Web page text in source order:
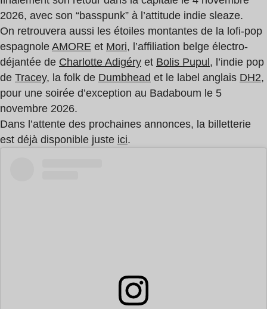
2026, avec son “basspunk” à l’attitude indie sleaze.
On retrouvera aussi les étoiles montantes de la lofi-pop
espagnole AMORE et Mori, l’affiliation belge électro-
déjantée de Charlotte Adigéry et Bolis Pupul , l’indie pop
de Tracey, la folk de Dumbhead et le label anglais DH2,
pour une soirée d’exception au Badaboum le 5
novembre 2026.
Dans l’attente des prochaines annonces, la billetterie
est déjà disponible juste ici.